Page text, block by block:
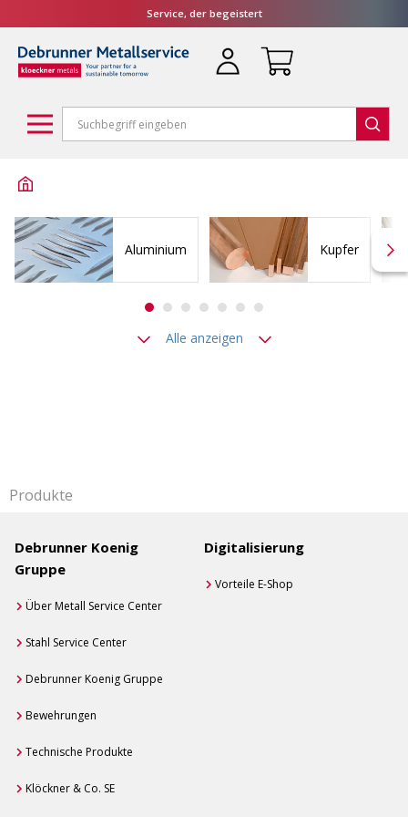
Service, der begeistert
Aluminium Kupfer
Alle anzeigen
Produkte
Debrunner Koenig
Gruppe
Über Metall Service Center
Stahl Service Center
Debrunner Koenig Gruppe
Bewehrungen
Technische Produkte
Klöckner & Co. SE
Digitalisierung
Vorteile E-Shop